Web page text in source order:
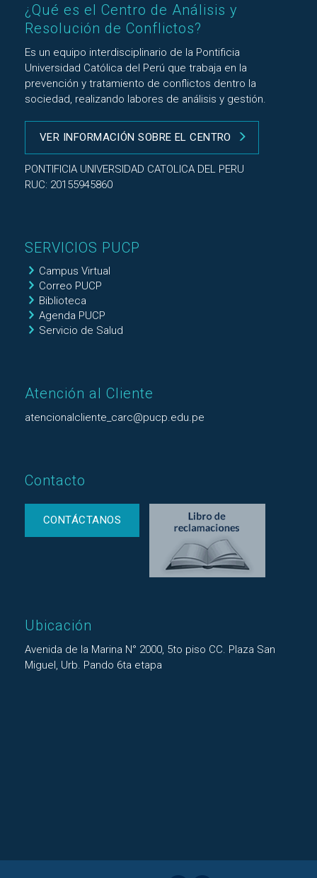
¿Qué es el Centro de Análisis y
Resolución de Conflictos?
Es un equipo interdisciplinario de la Pontificia
Universidad Católica del Perú que trabaja en la
prevención y tratamiento de conflictos dentro la
sociedad, realizando labores de análisis y gestión.
VER INFORMACIÓN SOBRE EL CENTRO
PONTIFICIA UNIVERSIDAD CATOLICA DEL PERU
RUC: 20155945860
SERVICIOS PUCP
Campus Virtual
Correo PUCP
Biblioteca
Agenda PUCP
Servicio de Salud
Atención al Cliente
atencionalcliente_carc@pucp.edu.pe
Contacto
CONTÁCTANOS
Ubicación
Avenida de la Marina N° 2000, 5to piso CC. Plaza San
Miguel, Urb. Pando 6ta etapa